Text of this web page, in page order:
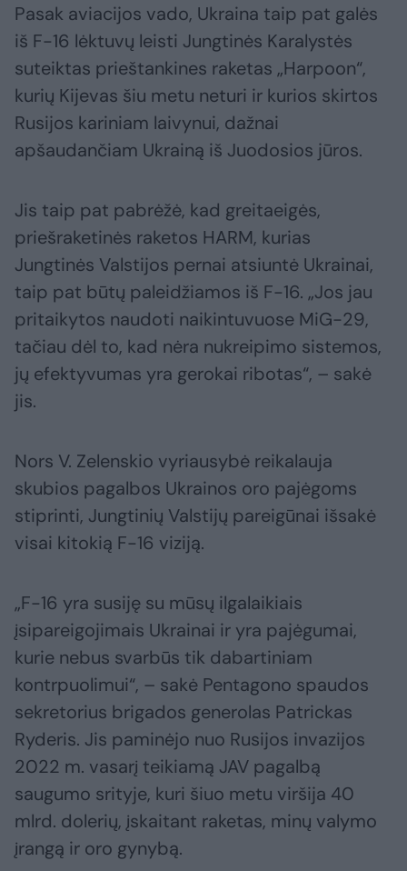
Pasak aviacijos vado, Ukraina taip pat galės
iš F-16 lėktuvų leisti Jungtinės Karalystės
suteiktas prieštankines raketas „Harpoon“,
kurių Kijevas šiu metu neturi ir kurios skirtos
Rusijos kariniam laivynui, dažnai
apšaudančiam Ukrainą iš Juodosios jūros.
Jis taip pat pabrėžė, kad greitaeigės,
priešraketinės raketos HARM, kurias
Jungtinės Valstijos pernai atsiuntė Ukrainai,
taip pat būtų paleidžiamos iš F-16. „Jos jau
pritaikytos naudoti naikintuvuose MiG-29,
tačiau dėl to, kad nėra nukreipimo sistemos,
jų efektyvumas yra gerokai ribotas“, – sakė
jis.
Nors V. Zelenskio vyriausybė reikalauja
skubios pagalbos Ukrainos oro pajėgoms
stiprinti, Jungtinių Valstijų pareigūnai išsakė
visai kitokią F-16 viziją.
„F-16 yra susiję su mūsų ilgalaikiais
įsipareigojimais Ukrainai ir yra pajėgumai,
kurie nebus svarbūs tik dabartiniam
kontrpuolimui“, – sakė Pentagono spaudos
sekretorius brigados generolas Patrickas
Ryderis. Jis paminėjo nuo Rusijos invazijos
2022 m. vasarį teikiamą JAV pagalbą
saugumo srityje, kuri šiuo metu viršija 40
mlrd. dolerių, įskaitant raketas, minų valymo
įrangą ir oro gynybą.